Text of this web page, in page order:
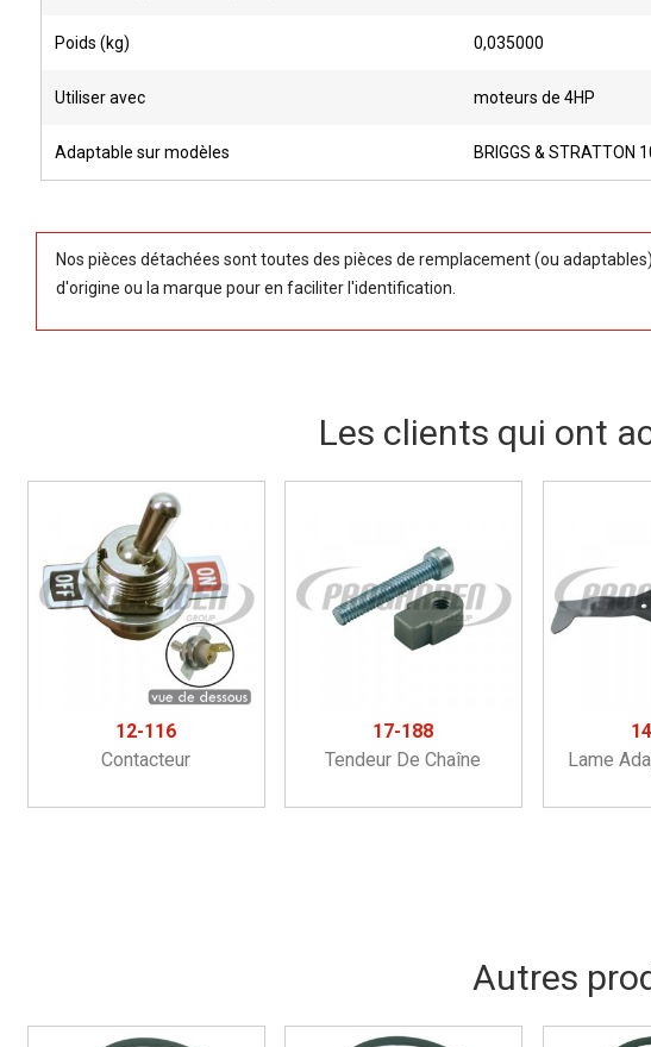
Poids (kg) 0,035000
Utiliser avec moteurs de 4HP
Adaptable sur modèles BRIGGS & STRATTON
Nos pièces détachées sont toutes des pièces de remplacement (ou
d'origine ou la marque pour en faciliter l'identification.
Les clients qui ont
12-116
Contacteur
17-188
Tendeur De Chaîne
Lame
Autres